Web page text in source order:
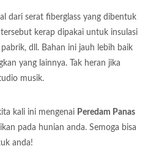
dari serat fiberglass yang dibentuk
kerap dipakai untuk insulasi
dll. Bahan ini jauh lebih baik
yang lainnya. Tak heran jika
musik.
kali ini mengenai Peredam Panas
pada hunian anda. Semoga bisa
anda!